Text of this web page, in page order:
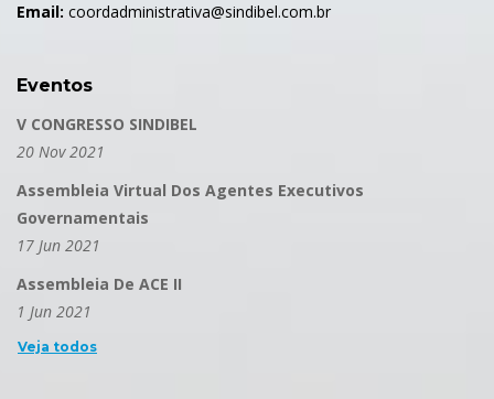
Email: coordadministrativa@sindibel.com.br
Eventos
V CONGRESSO SINDIBEL
20 Nov 2021
Assembleia Virtual Dos Agentes Executivos
Governamentais
17 Jun 2021
Assembleia De ACE II
1 Jun 2021
Veja todos